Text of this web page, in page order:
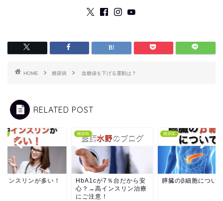
HOME 糖尿病 血糖値を下げる運動は？
RELATED POST
インスリンが多い！
糖尿病
HbA1cが7％台だから安
心？→高インスリン治療
にご注意！
糖尿病
膵臓のβ細胞につい